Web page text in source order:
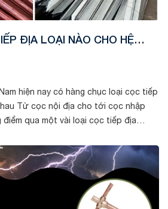
ĐỊA LOẠI NÀO CHO HỆ
hiện nay có hàng chục loại cọc tiếp
Từ cọc nội địa cho tới cọc nhập
điểm qua một vài loại cọc tiếp địa